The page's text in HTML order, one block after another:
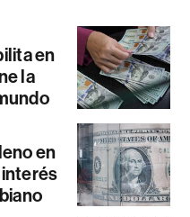
en
la
en
interés